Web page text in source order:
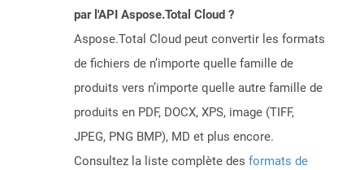
par l'API Aspose.Total Cloud ?
Aspose.Total Cloud peut convertir les formats
de fichiers de n’importe quelle famille de
produits vers n’importe quelle autre famille de
produits en PDF, DOCX, XPS, image (TIFF,
JPEG, PNG BMP), MD et plus encore.
Consultez la liste complète des formats de